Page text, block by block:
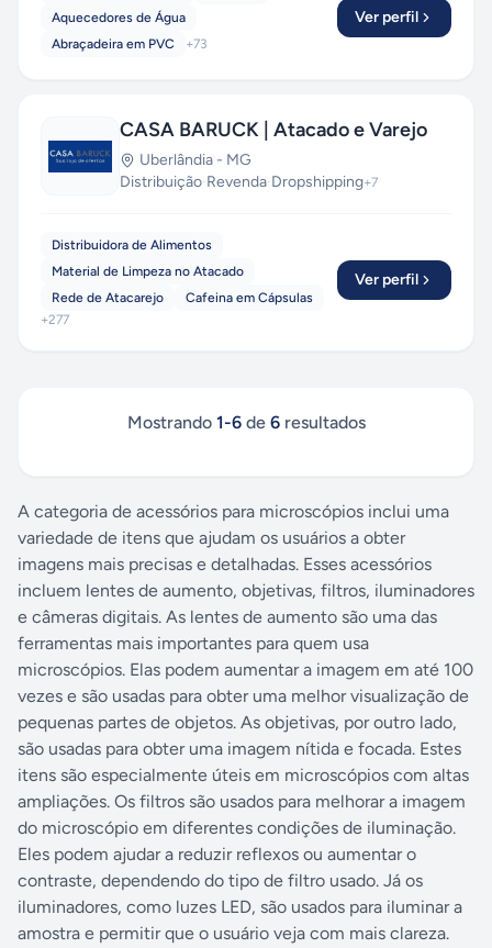
Aquecedores de Água
Abraçadeira em PVC
+73
Ver perfil
CASA BARUCK | Atacado e Varejo
Uberlândia - MG
Distribuição·Revenda·Dropshipping+7
Distribuidora de Alimentos
Material de Limpeza no Atacado
Rede de Atacarejo
Cafeina em Cápsulas
+277
Ver perfil
Mostrando 1-6de 6resultados
A categoria de acessórios para microscópios inclui uma
variedade de itens que ajudam os usuários a obter
imagens mais precisas e detalhadas. Esses acessórios
incluem lentes de aumento, objetivas, filtros, iluminadores
e câmeras digitais. As lentes de aumento são uma das
ferramentas mais importantes para quem usa
microscópios. Elas podem aumentar a imagem em até 100
vezes e são usadas para obter uma melhor visualização de
pequenas partes de objetos. As objetivas, por outro lado,
são usadas para obter uma imagem nítida e focada. Estes
itens são especialmente úteis em microscópios com altas
ampliações. Os filtros são usados para melhorar a imagem
do microscópio em diferentes condições de iluminação.
Eles podem ajudar a reduzir reflexos ou aumentar o
contraste, dependendo do tipo de filtro usado. Já os
iluminadores, como luzes LED, são usados para iluminar a
amostra e permitir que o usuário veja com mais clareza.